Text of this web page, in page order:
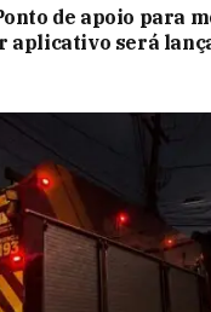
de apoio para
aplicativo será